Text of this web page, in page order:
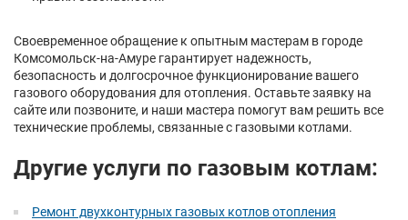
Своевременное обращение к опытным мастерам в городе
Комсомольск-на-Амуре гарантирует надежность,
безопасность и долгосрочное функционирование вашего
газового оборудования для отопления. Оставьте заявку на
сайте или позвоните, и наши мастера помогут вам решить все
технические проблемы, связанные с газовыми котлами.
Другие услуги по газовым котлам:
Ремонт двухконтурных газовых котлов отопления